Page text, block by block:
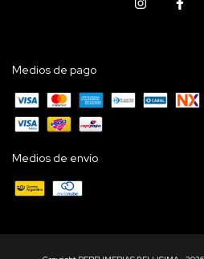
Medios de pago
Medios de envío